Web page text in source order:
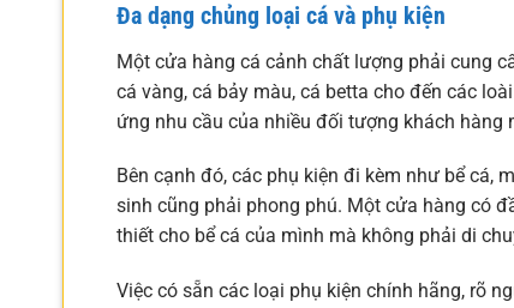
Đa dạng chủng loại cá và phụ kiện
Một cửa hàng cá cảnh chất lượng phải cung
cá vàng, cá bảy màu, cá betta cho đến các
ứng nhu cầu của nhiều đối tượng khách
Bên cạnh đó, các phụ kiện đi kèm như bể cá,
sinh cũng phải phong phú. Một cửa hàng có
thiết cho bể cá của mình mà không phải di
Việc có sẵn các loại phụ kiện chính hãng, rõ